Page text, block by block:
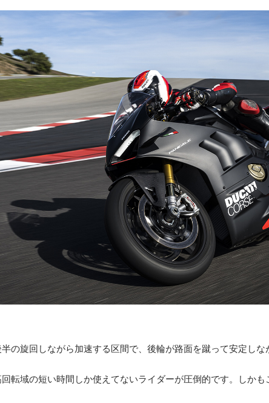
の旋回しながら加速する区間で、後輪が路面を蹴って安定し
転域の短い時間しか使えてないライダーが圧倒的です。しか